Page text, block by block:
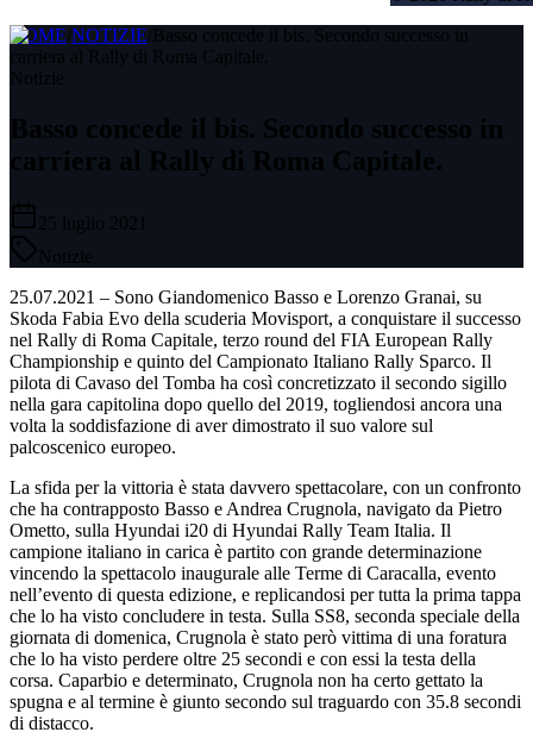
HOME NOTIZIE Basso concede il bis. Secondo successo in
carriera al Rally di Roma Capitale.
Notizie
Basso concede il bis. Secondo successo in
carriera al Rally di Roma Capitale.
25 luglio 2021
Notizie
25.07.2021 – Sono Giandomenico Basso e Lorenzo Granai, su
Skoda Fabia Evo della scuderia Movisport, a conquistare il successo
nel Rally di Roma Capitale, terzo round del FIA European Rally
Championship e quinto del Campionato Italiano Rally Sparco. Il
pilota di Cavaso del Tomba ha così concretizzato il secondo sigillo
nella gara capitolina dopo quello del 2019, togliendosi ancora una
volta la soddisfazione di aver dimostrato il suo valore sul
palcoscenico europeo.
La sfida per la vittoria è stata davvero spettacolare, con un confronto
che ha contrapposto Basso e Andrea Crugnola, navigato da Pietro
Ometto, sulla Hyundai i20 di Hyundai Rally Team Italia. Il
campione italiano in carica è partito con grande determinazione
vincendo la spettacolo inaugurale alle Terme di Caracalla, evento
nell’evento di questa edizione, e replicandosi per tutta la prima tappa
che lo ha visto concludere in testa. Sulla SS8, seconda speciale della
giornata di domenica, Crugnola è stato però vittima di una foratura
che lo ha visto perdere oltre 25 secondi e con essi la testa della
corsa. Caparbio e determinato, Crugnola non ha certo gettato la
spugna e al termine è giunto secondo sul traguardo con 35.8 secondi
di distacco.